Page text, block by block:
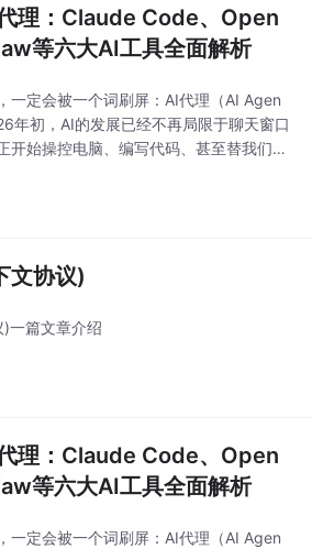
理：Claude Code、Open
等六大AI工具全面解析
一定会被一个词刷屏：AI代理（AI Agen
年初，AI的发展已经不再局限于聊天窗口
开始操控电脑、编写代码、甚至替我们
、OpenCode、OpenWork、OpenCl
文协议)
一篇文章介绍
理：Claude Code、Open
等六大AI工具全面解析
一定会被一个词刷屏：AI代理（AI Agen